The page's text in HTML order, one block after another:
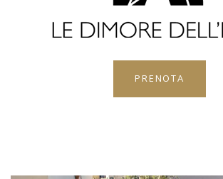
PRENOTA